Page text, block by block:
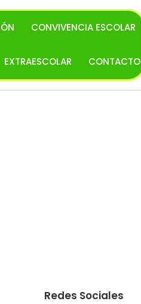
CONVIVENCIA ESCOLAR
EXTRAESCOLAR CONTACTO
Redes Sociales